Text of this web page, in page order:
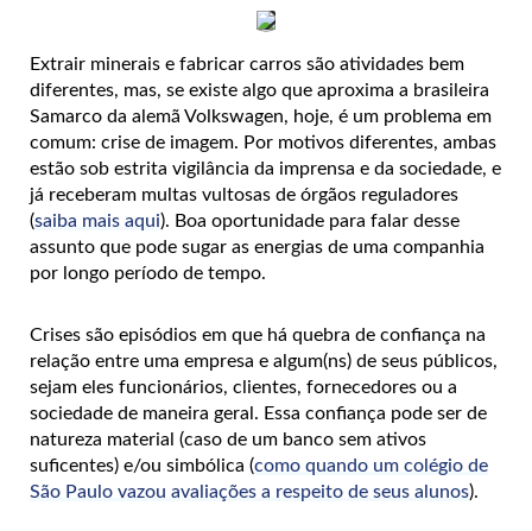
Extrair minerais e fabricar carros são atividades bem
diferentes, mas, se existe algo que aproxima a brasileira
Samarco da alemã Volkswagen, hoje, é um problema em
comum: crise de imagem. Por motivos diferentes, ambas
estão sob estrita vigilância da imprensa e da sociedade, e
já receberam multas vultosas de órgãos reguladores
(saiba mais aqui). Boa oportunidade para falar desse
assunto que pode sugar as energias de uma companhia
por longo período de tempo.
Crises são episódios em que há quebra de confiança na
relação entre uma empresa e algum(ns) de seus públicos,
sejam eles funcionários, clientes, fornecedores ou a
sociedade de maneira geral. Essa confiança pode ser de
natureza material (caso de um banco sem ativos
suficentes) e/ou simbólica (como quando um colégio de
São Paulo vazou avaliações a respeito de seus alunos).